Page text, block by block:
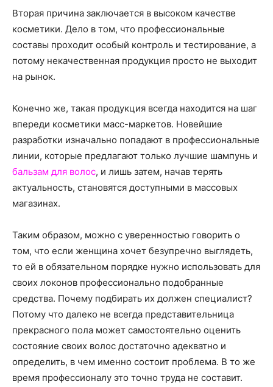
Вторая причина заключается в высоком качестве
косметики. Дело в том, что профессиональные
составы проходит особый контроль и тестирование, а
потому некачественная продукция просто не выходит
на рынок.
Конечно же, такая продукция всегда находится на шаг
впереди косметики масс-маркетов. Новейшие
разработки изначально попадают в профессиональные
линии, которые предлагают только лучшие шампунь и
бальзам для волос, и лишь затем, начав терять
актуальность, становятся доступными в массовых
магазинах.
Таким образом, можно с уверенностью говорить о
том, что если женщина хочет безупречно выглядеть,
то ей в обязательном порядке нужно использовать для
своих локонов профессионально подобранные
средства. Почему подбирать их должен специалист?
Потому что далеко не всегда представительница
прекрасного пола может самостоятельно оценить
состояние своих волос достаточно адекватно и
определить, в чем именно состоит проблема. В то же
время профессионалу это точно труда не составит.